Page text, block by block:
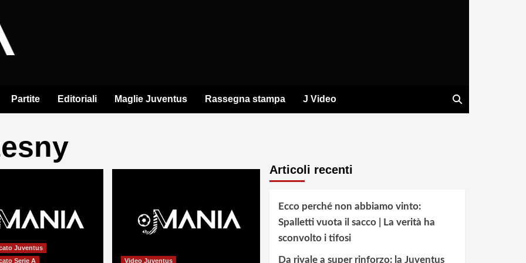
Partite Editoriali Maglie Juventus Rassegna stampa J Video
Juventus
Serie A
Video Juventus
Articoli recenti
Ecco perché non abbiamo vinto:
Spalletti vuota il sacco | La verità ha
sconvolto i tifosi
Da rivale a super rinforzo: la Juventus